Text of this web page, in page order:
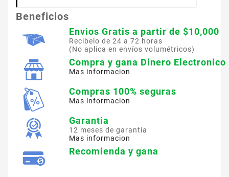
Beneficios
Envios Gratis a partir de $10,000
Recibelo de 24 a 72 horas
(No aplica en envíos volumétricos)
Compra y gana Dinero Electronico
Mas informacion
Compras 100% seguras
Mas informacion
Garantia
12 meses de garantía
Mas informacion
Recomienda y gana